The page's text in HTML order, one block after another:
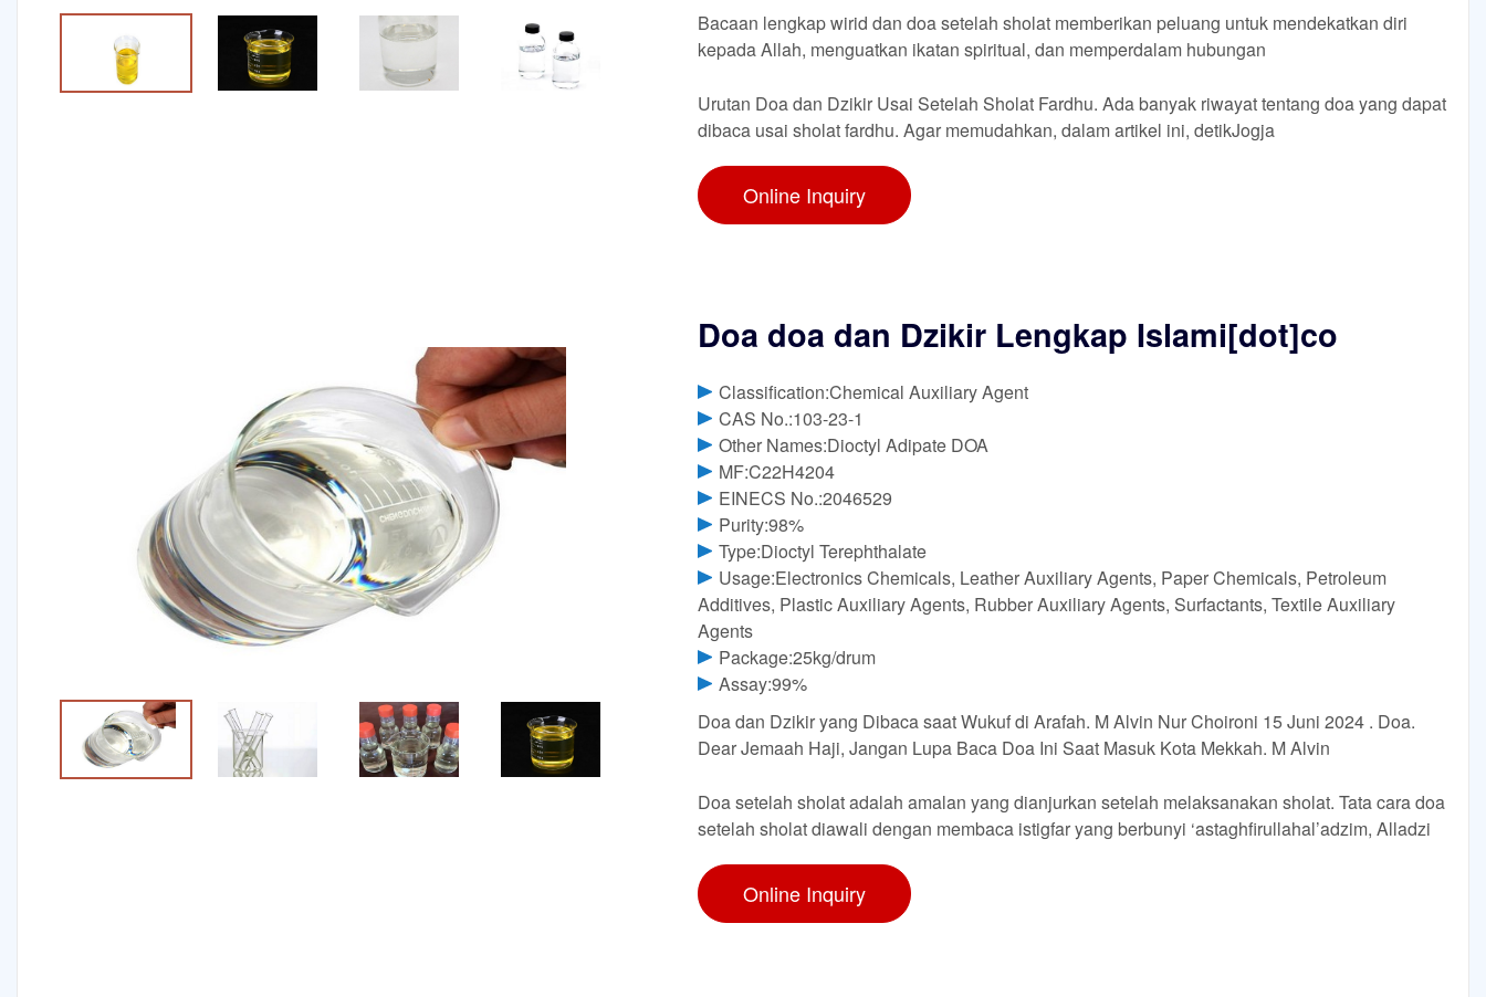
Bacaan lengkap wirid dan doa setelah sholat memberikan peluang untuk mendekatkan diri
kepada Allah, menguatkan ikatan spiritual, dan memperdalam hubungan
Urutan Doa dan Dzikir Usai Setelah Sholat Fardhu. Ada banyak riwayat tentang doa yang dapat
dibaca usai sholat fardhu. Agar memudahkan, dalam artikel ini, detikJogja
Online Inquiry
Doa doa dan Dzikir Lengkap Islami[dot]co
Classification:Chemical Auxiliary Agent
CAS No.:103-23-1
Other Names:Dioctyl Adipate DOA
MF:C22H4204
EINECS No.:2046529
Purity:98%
Type:Dioctyl Terephthalate
Usage:Electronics Chemicals, Leather Auxiliary Agents, Paper Chemicals, Petroleum
Additives, Plastic Auxiliary Agents, Rubber Auxiliary Agents, Surfactants, Textile Auxiliary
Agents
Package:25kg/drum
Assay:99%
Doa dan Dzikir yang Dibaca saat Wukuf di Arafah. M Alvin Nur Choironi 15 Juni 2024 . Doa.
Dear Jemaah Haji, Jangan Lupa Baca Doa Ini Saat Masuk Kota Mekkah. M Alvin
Doa setelah sholat adalah amalan yang dianjurkan setelah melaksanakan sholat. Tata cara doa
setelah sholat diawali dengan membaca istigfar yang berbunyi ‘astaghfirullahal’adzim, Alladzi
Online Inquiry